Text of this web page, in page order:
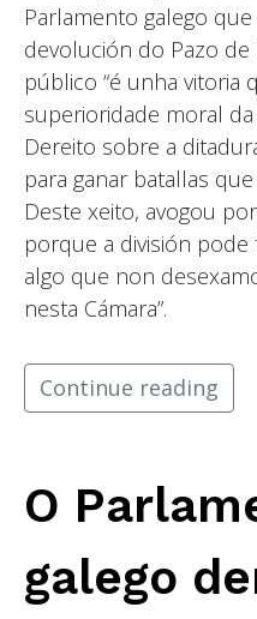
Parlamento galego
devolución do Pazo
público “é unha vitoria
superioridade moral
Dereito sobre a
para ganar batallas
Deste xeito, avogou
porque a división
algo que non
nesta Cámara”.
Continue reading
O
galego